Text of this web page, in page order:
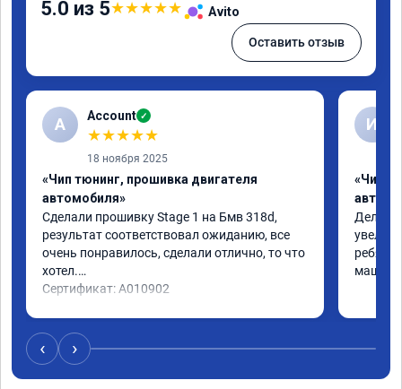
5.0 из 5★★★★★ Avito
Оставить отзыв
A Account ✓
★★★★★
18 ноября 2025
«Чип тюнинг, прошивка двигателя
автомобиля»
Сделали прошивку Stage 1 на Бмв 318d,
результат соответствовал ожиданию, все
очень понравилось, сделали отлично, то что
хотел.
Сертификат: A010902
И
«Чип
Делали
ребята
машина
‹ ›